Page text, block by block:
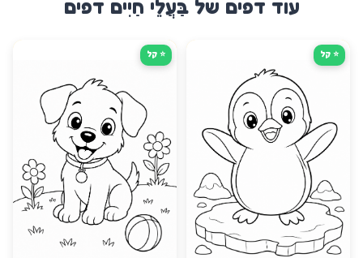
עוד דפים של בַּעֲלֵי חַיִים דפים
⭐ קַל ⭐ קַל